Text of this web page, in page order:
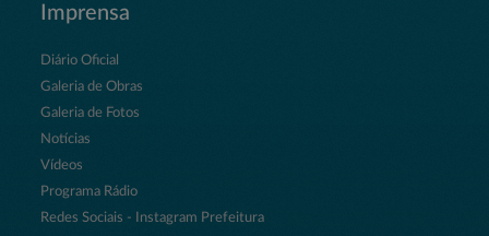
Imprensa
Diário Oficial
Galeria de Obras
Galeria de Fotos
Notícias
Vídeos
Programa Rádio
Redes Sociais - Instagram Prefeitura